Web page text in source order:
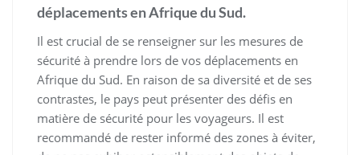
déplacements en Afrique du Sud.
Il est crucial de se renseigner sur les mesures de
sécurité à prendre lors de vos déplacements en
Afrique du Sud. En raison de sa diversité et de ses
contrastes, le pays peut présenter des défis en
matière de sécurité pour les voyageurs. Il est
recommandé de rester informé des zones à éviter,